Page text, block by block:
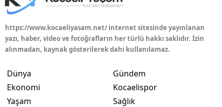
Ardahan
Iğdır
Karabük
https://www.kocaeliyasam.net/ internet sitesinde yayınlanan
yazı, haber, video ve fotoğrafların her türlü hakkı saklıdır. İzin
alınmadan, kaynak gösterilerek dahi kullanılamaz.
Dünya
Ekonomi
Yaşam
Gündem
Kocaelispor
Sağlık